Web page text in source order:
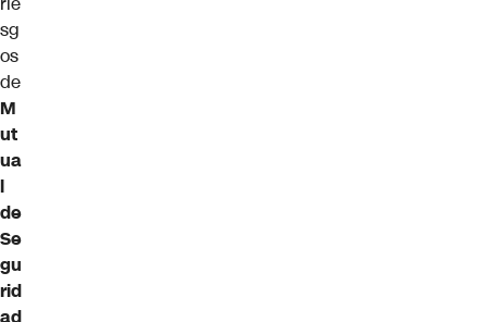
sg
os
de
M
ut
ua
l
de
Se
gu
rid
ad